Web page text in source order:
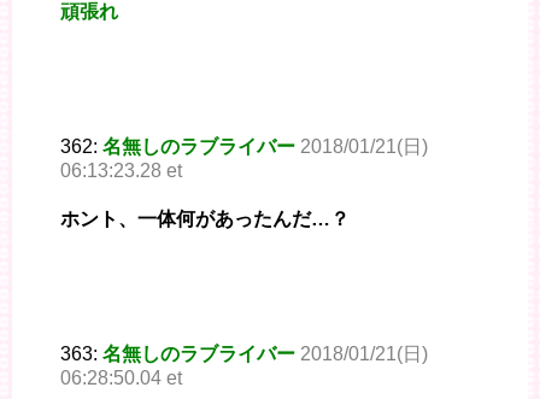
頑張れ
362: 名無しのラブライバー 2018/01/21(日)
06:13:23.28 et
ホント、一体何があったんだ…？
363: 名無しのラブライバー 2018/01/21(日)
06:28:50.04 et